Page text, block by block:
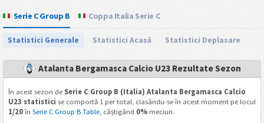
Serie C Group B Coppa Italia Serie C
Statistici Generale Statistici Acasă Statistici Deplasare
Atalanta Bergamasca Calcio U23 Rezultate Sezon
În acest sezon de Serie C Group B (Italia) Atalanta Bergamasca Calcio
U23 statistici se comportă 1 per total, clasându-se în acest moment pe locul
1/20în Serie C Group B Table, câștigând 0%meciuri.